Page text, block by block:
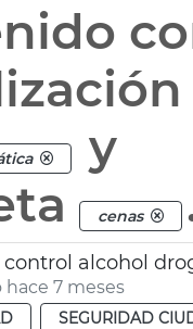
y
cenas
7 meses
SEGURIDAD